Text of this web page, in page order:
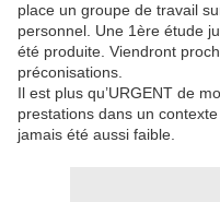
place un groupe de travail
personnel. Une 1ère étude
été produite. Viendront
préconisations.
Il est plus qu’URGENT de
prestations dans un
jamais été aussi faible.